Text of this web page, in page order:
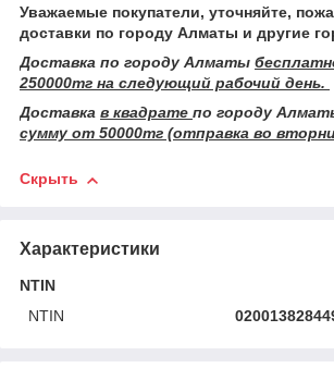
Уважаемые покупатели, уточняйте,
доставки по городу Алматы и другие
Доставка по городу Алматы
250000тг на следующий рабочий день.
Доставка в квадрате по городу
сумму от 50000тг (отправка во
Скрыть
Характеристики
NTIN
NTIN